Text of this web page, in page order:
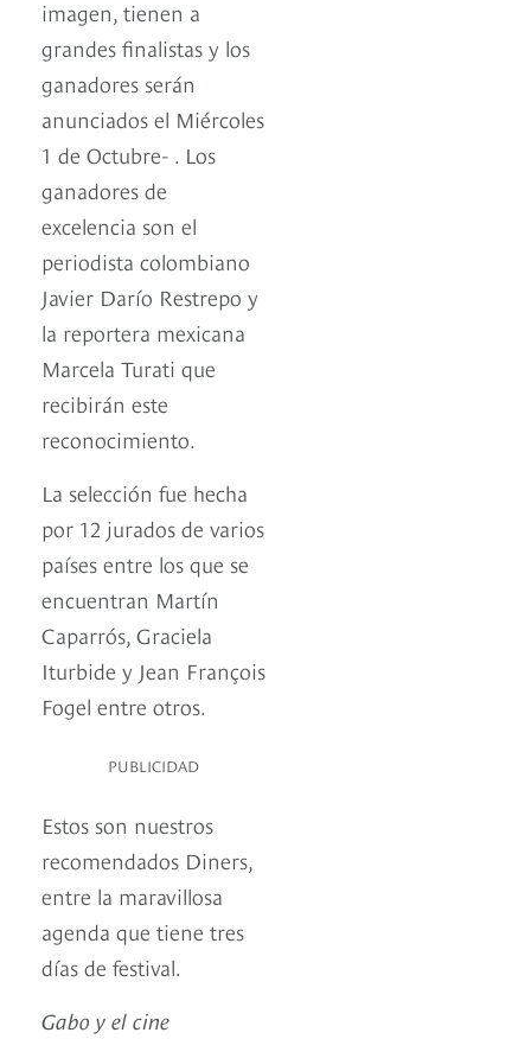
imagen, tienen a
grandes finalistas y los
ganadores serán
anunciados el Miércoles
1 de Octubre- . Los
ganadores de
excelencia son el
periodista colombiano
Javier Darío Restrepo y
la reportera mexicana
Marcela Turati que
recibirán este
reconocimiento.
La selección fue hecha
por 12 jurados de varios
países entre los que se
encuentran Martín
Caparrós, Graciela
Iturbide y Jean François
Fogel entre otros.
PUBLICIDAD
Estos son nuestros
recomendados Diners,
entre la maravillosa
agenda que tiene tres
días de festival.
Gabo y el cine